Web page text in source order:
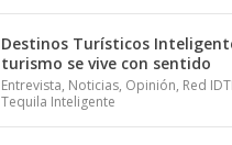
Destinos Turísticos
turismo se vive con sentido
Entrevista, Noticias, Opinión, Red IDTI
Tequila Inteligente